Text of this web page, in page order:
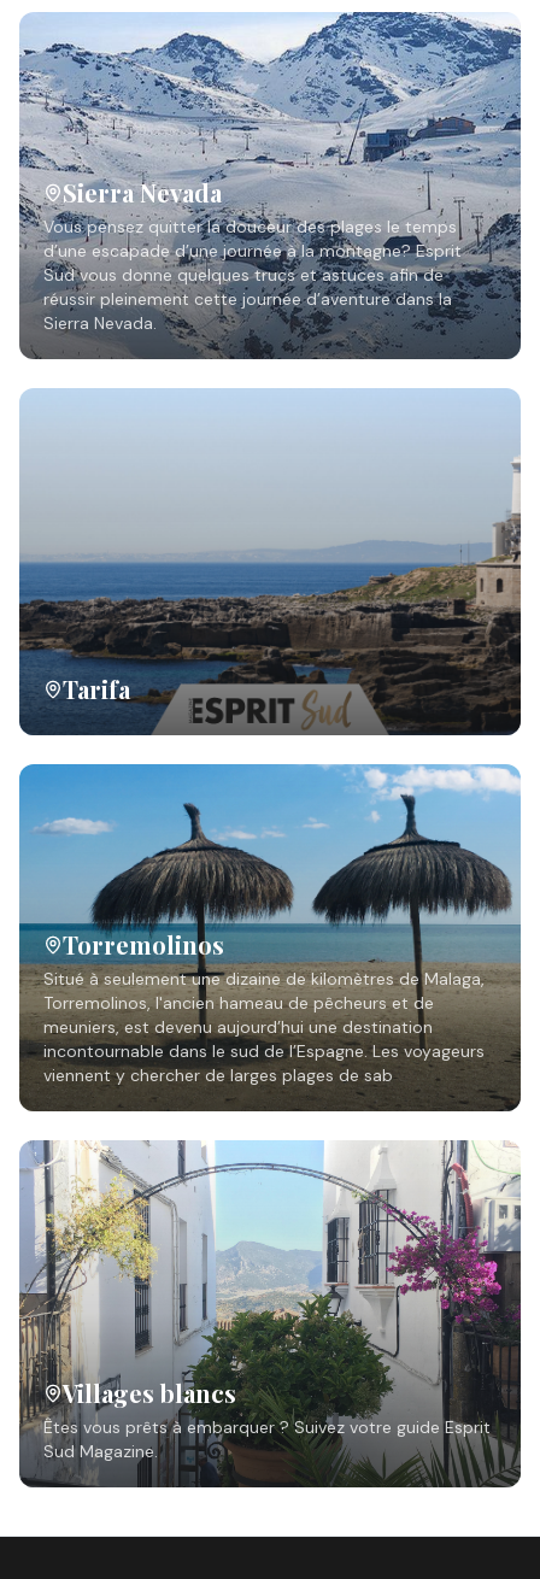
Sierra Nevada
Vous pensez quitter la douceur des plages le temps
d’une escapade d’une journée à la montagne? Esprit
Sud vous donne quelques trucs et astuces afin de
réussir pleinement cette journée d’aventure dans la
Sierra Nevada.
Tarifa
Torremolinos
Situé à seulement une dizaine de kilomètres de Malaga,
Torremolinos, l'ancien hameau de pêcheurs et de
meuniers, est devenu aujourd’hui une destination
incontournable dans le sud de l’Espagne. Les voyageurs
viennent y chercher de larges plages de sab
Villages blancs
Êtes vous prêts à embarquer ? Suivez votre guide Esprit
Sud Magazine.